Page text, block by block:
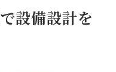
設備設計を